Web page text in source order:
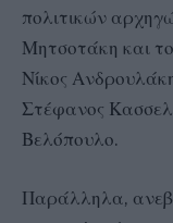
πολιτικών
Μητσοτάκη και
Νίκος
Στέφανος
Βελόπουλο.
Παράλληλα,